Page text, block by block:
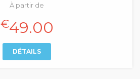
À partir de
€49.00
DÉTAILS